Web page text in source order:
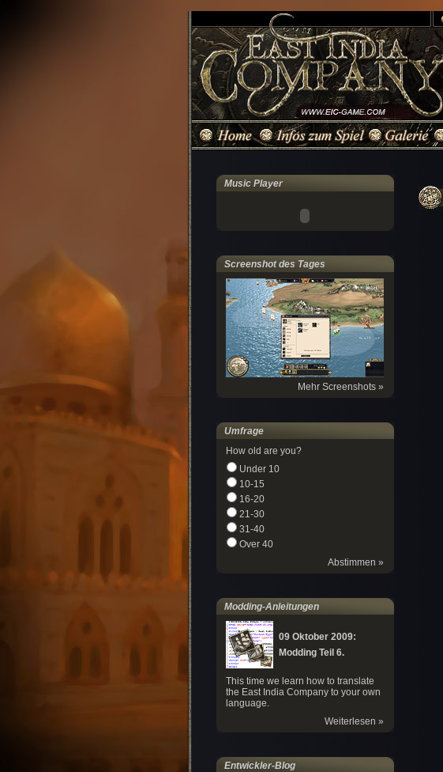
Music Player
Screenshot des Tages
Mehr Screenshots »
Umfrage
How old are you?
Under 10
10-15
16-20
21-30
31-40
Over 40
Abstimmen »
Modding-Anleitungen
09 Oktober 2009:
Modding Teil 6.
This time we learn how to translate
the East India Company to your own
language.
Weiterlesen »
Entwickler-Blog